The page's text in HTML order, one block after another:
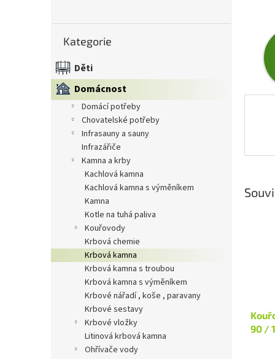
e
kategorie
Kategorie
Děti
Domácnost
domácí potřeby
chovatelské potřeby
infrasauny a sauny
infrazářiče
kamna a krby
kachlová kamna
kachlová kamna s výměníkem
kamna
kotle na tuhá paliva
kouřovody
krbová chemie
krbová kamna
krbová kamna s troubou
krbová kamna s výměníkem
krbové nářadí , koše , paravany
krbové sestavy
krbové vložky
litinová krbová kamna
ohřívače vody
90 /